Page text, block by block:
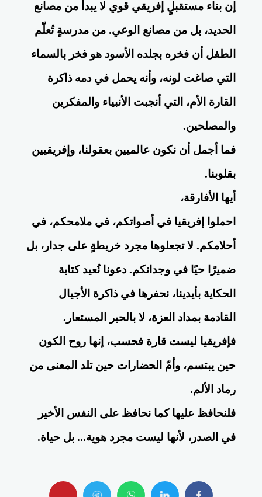
إن بناء مستقبلٍ إفريقي قوي لا يبدأ من مصانع
الحديد، بل من مصانع الوعي. من مدرسةٍ تُعلّم
الطفل أن فخره بجلده الأسود هو فخر بالسماء
التي صاغت لونه، وأنه يحمل في دمه ذاكرة
القارة الأم، التي أنجبت الأنبياء والمفكرين
والمصلحين.
فما أجمل أن نكون عالميين بعقولنا، وإفريقيين
بقلوبنا.
أيها الأفارقة،
احملوا إفريقيا في أصواتكم، في ملامحكم، في
أحلامكم. لا تجعلوها مجرد خريطةٍ على جدار، بل
ضميرًا حيًا في وجدانكم. دعونا نُعيد كتابة
الحكاية بأيدينا، نحفرها في ذاكرة الأجيال
القادمة بمداد العزة، لا بالحبر المستعار.
فإفريقيا ليست قارة فحسب، إنها روح الكون
حين يبتسم، وأمّ الحضارات حين تلد المعنى من
رماد الألم.
فلنحافظ عليها كما نحافظ على النفس الأخير
في الصدر، لأنها ليست مجرد هوية... بل حياة.